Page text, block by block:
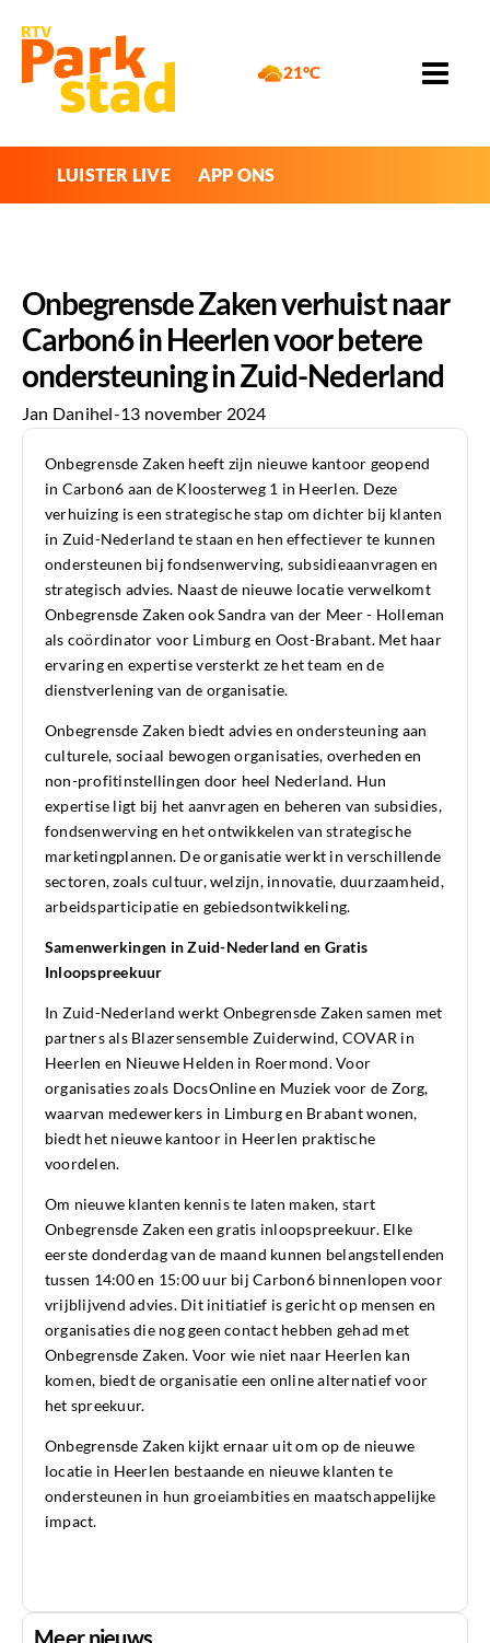
21°C
LUISTER LIVE APP ONS
Onbegrensde Zaken verhuist naar
Carbon6 in Heerlen voor betere
ondersteuning in Zuid-Nederland
Jan Danihel-13 november 2024
Onbegrensde Zaken heeft zijn nieuwe kantoor geopend
in Carbon6 aan de Kloosterweg 1 in Heerlen. Deze
verhuizing is een strategische stap om dichter bij klanten
in Zuid-Nederland te staan en hen effectiever te kunnen
ondersteunen bij fondsenwerving, subsidieaanvragen en
strategisch advies. Naast de nieuwe locatie verwelkomt
Onbegrensde Zaken ook Sandra van der Meer - Holleman
als coördinator voor Limburg en Oost-Brabant. Met haar
ervaring en expertise versterkt ze het team en de
dienstverlening van de organisatie.
Onbegrensde Zaken biedt advies en ondersteuning aan
culturele, sociaal bewogen organisaties, overheden en
non-profitinstellingen door heel Nederland. Hun
expertise ligt bij het aanvragen en beheren van subsidies,
fondsenwerving en het ontwikkelen van strategische
marketingplannen. De organisatie werkt in verschillende
sectoren, zoals cultuur, welzijn, innovatie, duurzaamheid,
arbeidsparticipatie en gebiedsontwikkeling.
Samenwerkingen in Zuid-Nederland en Gratis
Inloopspreekuur
In Zuid-Nederland werkt Onbegrensde Zaken samen met
partners als Blazersensemble Zuiderwind, COVAR in
Heerlen en Nieuwe Helden in Roermond. Voor
organisaties zoals DocsOnline en Muziek voor de Zorg,
waarvan medewerkers in Limburg en Brabant wonen,
biedt het nieuwe kantoor in Heerlen praktische
voordelen.
Om nieuwe klanten kennis te laten maken, start
Onbegrensde Zaken een gratis inloopspreekuur. Elke
eerste donderdag van de maand kunnen belangstellenden
tussen 14:00 en 15:00 uur bij Carbon6 binnenlopen voor
vrijblijvend advies. Dit initiatief is gericht op mensen en
organisaties die nog geen contact hebben gehad met
Onbegrensde Zaken. Voor wie niet naar Heerlen kan
komen, biedt de organisatie een online alternatief voor
het spreekuur.
Onbegrensde Zaken kijkt ernaar uit om op de nieuwe
locatie in Heerlen bestaande en nieuwe klanten te
ondersteunen in hun groeiambities en maatschappelijke
impact.